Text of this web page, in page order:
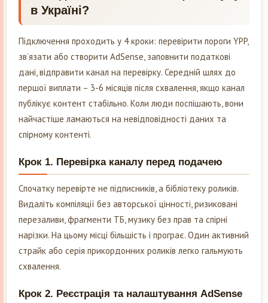
в Україні?
Підключення проходить у 4 кроки: перевірити пороги YPP,
зв’язати або створити AdSense, заповнити податкові
дані, відправити канал на перевірку. Середній шлях до
першої виплати – 3-6 місяців після схвалення, якщо канал
публікує контент стабільно. Коли люди поспішають, вони
найчастіше ламаються на невідповідності даних та
спірному контенті.
Крок 1. Перевірка каналу перед подачею
Спочатку перевірте не підписників, а бібліотеку роликів.
Видаліть компіляції без авторської цінності, ризиковані
перезаливи, фрагменти ТБ, музику без прав та спірні
нарізки. На цьому місці більшість і програє. Один активний
страйк або серія прикордонних роликів легко гальмують
схвалення.
Крок 2. Реєстрація та налаштування AdSense